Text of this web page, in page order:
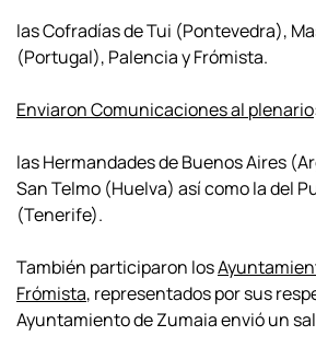
las Cofradías de Tui (Pontevedra),
(Portugal), Palencia y Frómista.
Enviaron Comunicaciones al plenario
las Hermandades de Buenos Aires
San Telmo (Huelva) así como la del
(Tenerife).
También participaron los
Frómista, representados por sus
Ayuntamiento de Zumaia envió un